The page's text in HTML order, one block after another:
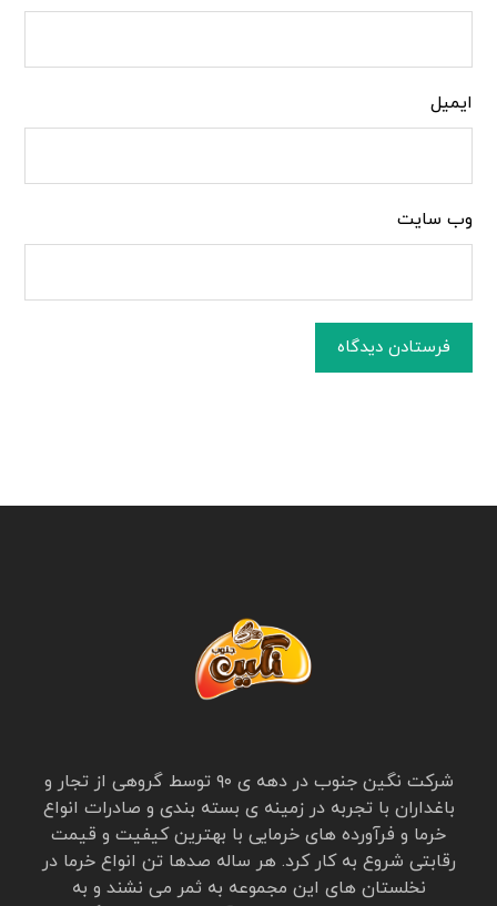
ایمیل
وب‌ سایت
فرستادن دیدگاه
شرکت نگین جنوب در دهه ی ۹۰ توسط گروهی از تجار و
باغداران با تجربه در زمینه ی بسته بندی و صادرات انواع
خرما و فرآورده های خرمایی با بهترین کیفیت و قیمت
رقابتی شروع به کار کرد. هر ساله صدها تن انواع خرما در
نخلستان های این مجموعه به ثمر می نشند و به